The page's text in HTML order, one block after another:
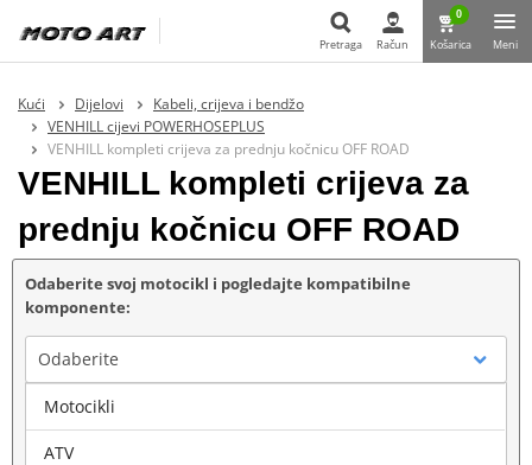
Pretraga Račun
0
Košarica Meni
Kući Dijelovi
Kabeli, crijeva i bendžo
VENHILL cijevi POWERHOSEPLUS
VENHILL kompleti crijeva za prednju kočnicu OFF ROAD
VENHILL kompleti crijeva za
prednju kočnicu OFF ROAD
Odaberite svoj motocikl i pogledajte kompatibilne
komponente:
Odaberite
Marka
Motocikli
ATV